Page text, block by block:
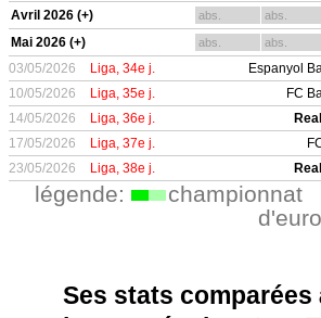
Avril 2026 (+) abs. abs.
Mai 2026 (+) abs. abs.
03/05/2026 Liga, 34e j. Espanyol
10/05/2026
Liga, 35e j. FC
14/05/2026
Liga, 36e j.
17/05/2026
Liga, 37e j.
23/05/2026
Liga, 38e j.
légende: championnat
Ses stats